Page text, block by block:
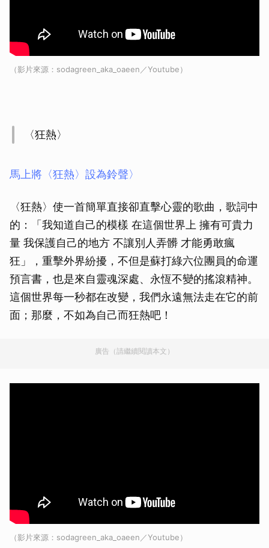
（影片來源：sodagreen_aka_oaeen／Youtube）
〈狂熱〉
馬上將〈狂熱〉設為鈴聲〉
〈狂熱〉使一首簡單直接卻直擊心靈的歌曲，歌詞中
的：「我知道自己的模樣 在這個世界上 擁有可貴力
量 我保護自己的地方 不讓別人弄髒 才能勇敢瘋
狂」，重擊外界紛擾，不但是蘇打綠六位團員的命運
預言書，也是來自靈魂深處、永恆不變的搖滾精神。
這個世界每一秒都在改變，我們永遠無法走在它的前
面；那麼，不如為自己而狂熱吧！
廣告（請繼續閱讀本文）
（影片來源：sodagreen_aka_oaeen／Youtube）